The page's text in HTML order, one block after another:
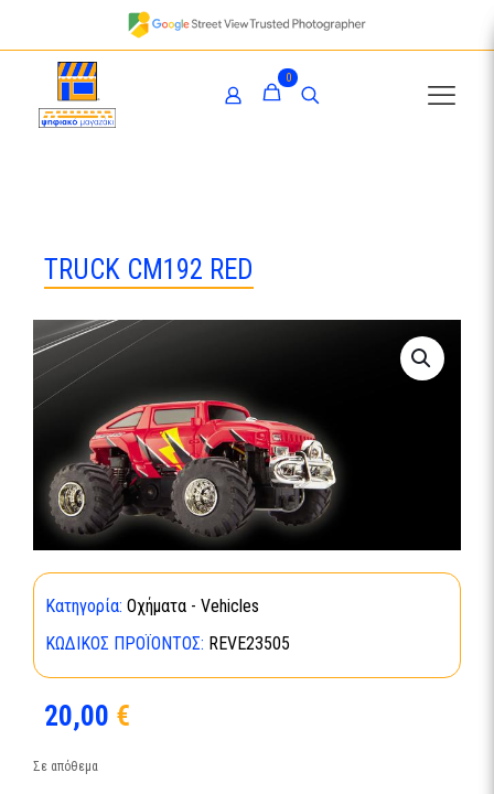
0
TRUCK CM192 RED
Κατηγορία: Οχήματα - Vehicles
ΚΩΔΙΚΌΣ ΠΡΟΪΌΝΤΟΣ: REVE23505
20,00 €
Σε απόθεμα